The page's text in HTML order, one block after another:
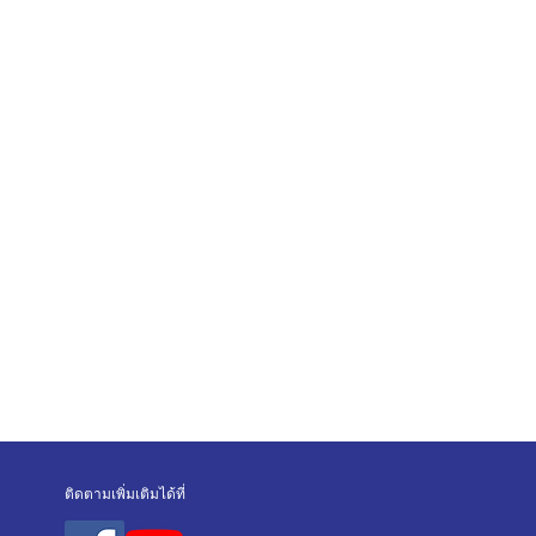
ติดตามเพิ่มเติมได้ที่